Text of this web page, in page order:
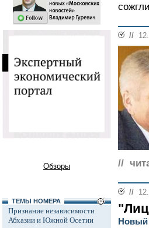
Обзоры
ТЕМЫ НОМЕРА
Признание независимости
Абхазии и Южной Осетии
//
//
//
Новый